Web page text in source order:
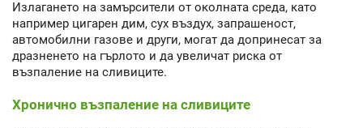
Излагането на замърсители от околната среда, като
например цигарен дим, сух въздух, запрашеност,
автомобилни газове и други, могат да допринесат за
дразненето на гърлото и да увеличат риска от
възпаление на сливиците.
Хронично възпаление на сливиците